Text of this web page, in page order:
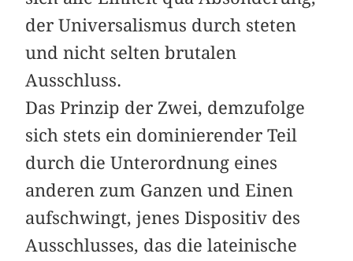
der Universalismus durch steten
und nicht selten brutalen
Ausschluss.
Das Prinzip der Zwei, demzufolge
sich stets ein dominierender Teil
durch die Unterordnung eines
anderen zum Ganzen und Einen
aufschwingt, jenes Dispositiv des
Aus­schlusses, das die lateinische